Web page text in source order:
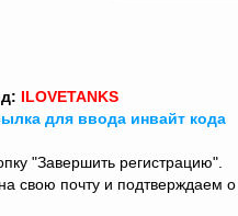
ILOVETANKS
для ввода инвайт кода
"Завершить регистрацию".
свою почту и подтверждаем о